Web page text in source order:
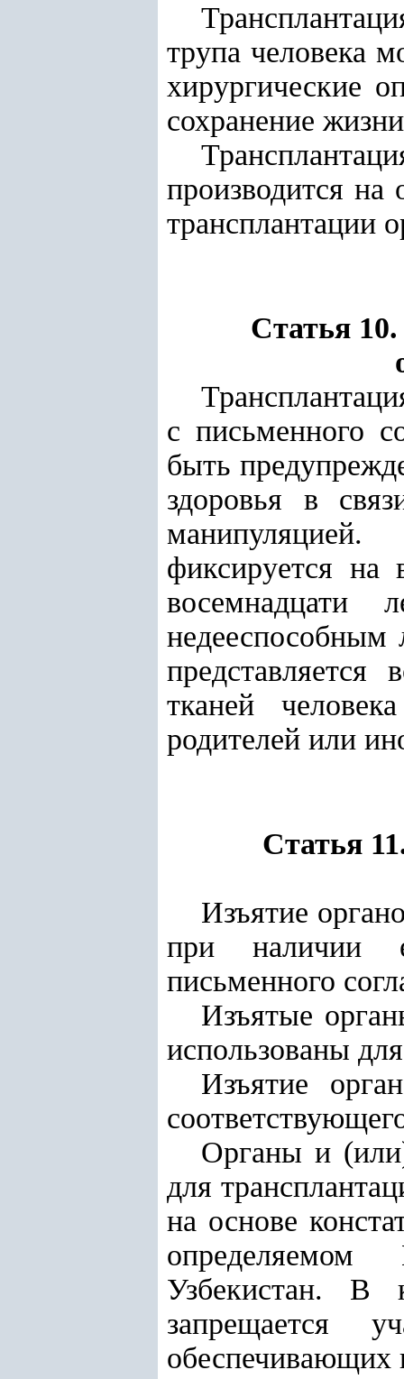
трупа человека
хирургические
сохранение
производится на
трансплантации
Статья
с письменного
быть
здоровья в
фиксируется на
восемнадцати
недееспособным
тканей
родителей или
Статья
Изъятие
при наличии
письменного
Изъятые
использованы
Изъятие
Органы и
для
на основе
определяемом
Узбекистан. В
запрещается
обеспечивающих